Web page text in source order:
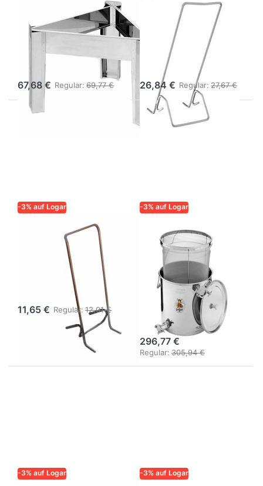
ZUVERLÄSSIGKEIT FÜR
Logar Ständer
für Behälter ø 52
cm, Edelstahl
67,68 € Regular: 69,77 €
ZUVERLÄSSIGKEIT FÜR
Logar
Eimerhalter
stabil
26,84 € Regular: 27,67 €
-3% auf Logar
LOGAR – QUALITÄT UND
ZUVERLÄSSIGKEIT FÜR
Eimerhalter,
Edelstahl
11,65 € Regular: 12,01 €
-3% auf Logar
ZUVERLÄSSIGKEIT FÜR
IMKER
Logar
Unterstell-
Siebkanne mit
Feinsieb, 30 kg,
zwei Hähne
296,77 €
Regular: 305,94 €
-3% auf Logar -3% auf Logar